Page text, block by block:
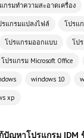
กรมทำความสะอาดเครื่อง
รแกรมแปลงไฟล์ โปรแ
โปรแกรมออกแบบ โป
โปรแกรม Microsoft Office
windows 10
xp
ปัญหาโปรแกรม IDM